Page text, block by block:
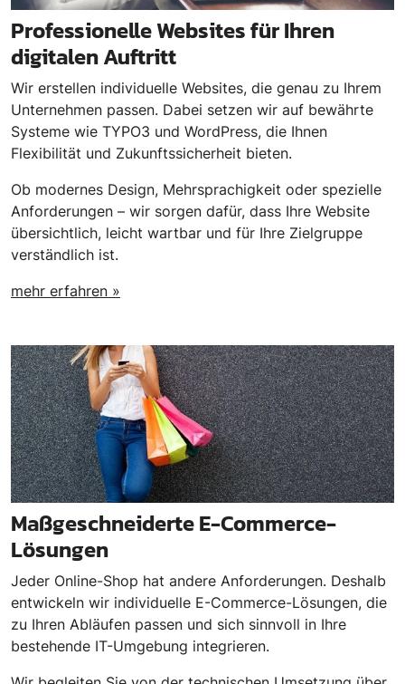
Professionelle Websites für Ihren
digitalen Auftritt
Wir erstellen individuelle Websites, die genau zu Ihrem
Unternehmen passen. Dabei setzen wir auf bewährte
Systeme wie TYPO3 und WordPress, die Ihnen
Flexibilität und Zukunftssicherheit bieten.
Ob modernes Design, Mehrsprachigkeit oder spezielle
Anforderungen – wir sorgen dafür, dass Ihre Website
übersichtlich, leicht wartbar und für Ihre Zielgruppe
verständlich ist.
mehr erfahren »
Maßgeschneiderte E-Commerce-
Lösungen
Jeder Online-Shop hat andere Anforderungen. Deshalb
entwickeln wir individuelle E-Commerce-Lösungen, die
zu Ihren Abläufen passen und sich sinnvoll in Ihre
bestehende IT-Umgebung integrieren.